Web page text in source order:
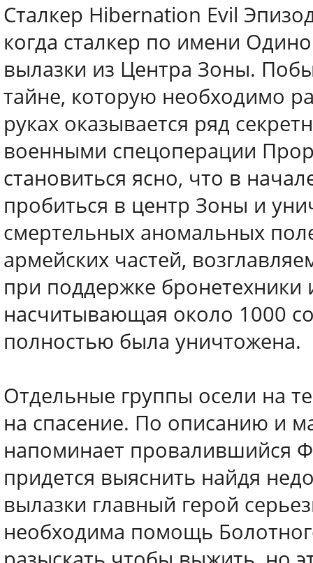
Сталкер Hibernation Evil
когда сталкер по имени
вылазки из Центра Зоны.
тайне, которую необходимо
руках оказывается ряд
военными спецоперации
становиться ясно, что в
пробиться в центр Зоны и
смертельных аномальных
армейских частей,
при поддержке бронетехники
насчитывающая около 1000
полностью была уничтожена.
Отдельные группы осели на
на спасение. По описанию и
напоминает провалившийся
придется выяснить найдя
вылазки главный герой
необходима помощь